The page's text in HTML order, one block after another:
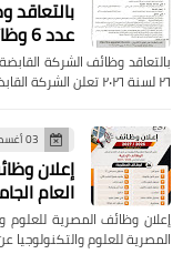
عدد 6 وظائف خالية
٢٦ لسنة ٢٠٢٦ تعلن الشركة القابضة لمصر للطي…
03 أغسطس 2026
العام الجامعي
المصرية للعلوم والتكنولوجيا